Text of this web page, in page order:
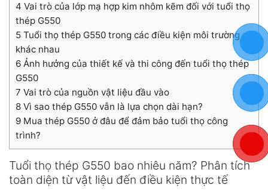
4 Vai trò của lớp mạ hợp kim nhôm kẽm đối với tuổi thọ
thép G550
5 Tuổi thọ thép G550 trong các điều kiện môi trường
khác nhau
6 Ảnh hưởng của thiết kế và thi công đến tuổi thọ thép
G550
7 Vai trò của nguồn vật liệu đầu vào
8 Vì sao thép G550 vẫn là lựa chọn dài hạn?
9 Mua thép G550 ở đâu để đảm bảo tuổi thọ công
trình?
Tuổi thọ thép G550 bao nhiêu năm? Phân tích
toàn diện từ vật liệu đến điều kiện thực tế